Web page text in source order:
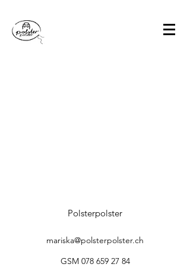
Polsterpolster
mariska@polsterpolster.ch
GSM 078 659 27 84